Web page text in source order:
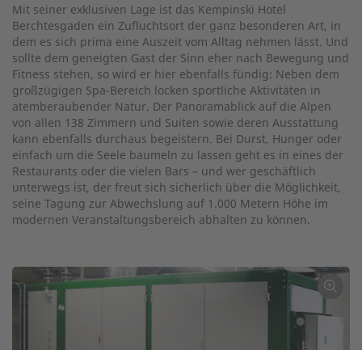
Mit seiner exklusiven Lage ist das Kempinski Hotel
Berchtesgaden ein Zufluchtsort der ganz besonderen Art, in
dem es sich prima eine Auszeit vom Alltag nehmen lässt. Und
sollte dem geneigten Gast der Sinn eher nach Bewegung und
Fitness stehen, so wird er hier ebenfalls fündig: Neben dem
großzügigen Spa-Bereich locken sportliche Aktivitäten in
atemberaubender Natur. Der Panoramablick auf die Alpen
von allen 138 Zimmern und Suiten sowie deren Ausstattung
kann ebenfalls durchaus begeistern. Bei Durst, Hunger oder
einfach um die Seele baumeln zu lassen geht es in eines der
Restaurants oder die vielen Bars – und wer geschäftlich
unterwegs ist, der freut sich sicherlich über die Möglichkeit,
seine Tagung zur Abwechslung auf 1.000 Metern Höhe im
modernen Veranstaltungsbereich abhalten zu können.